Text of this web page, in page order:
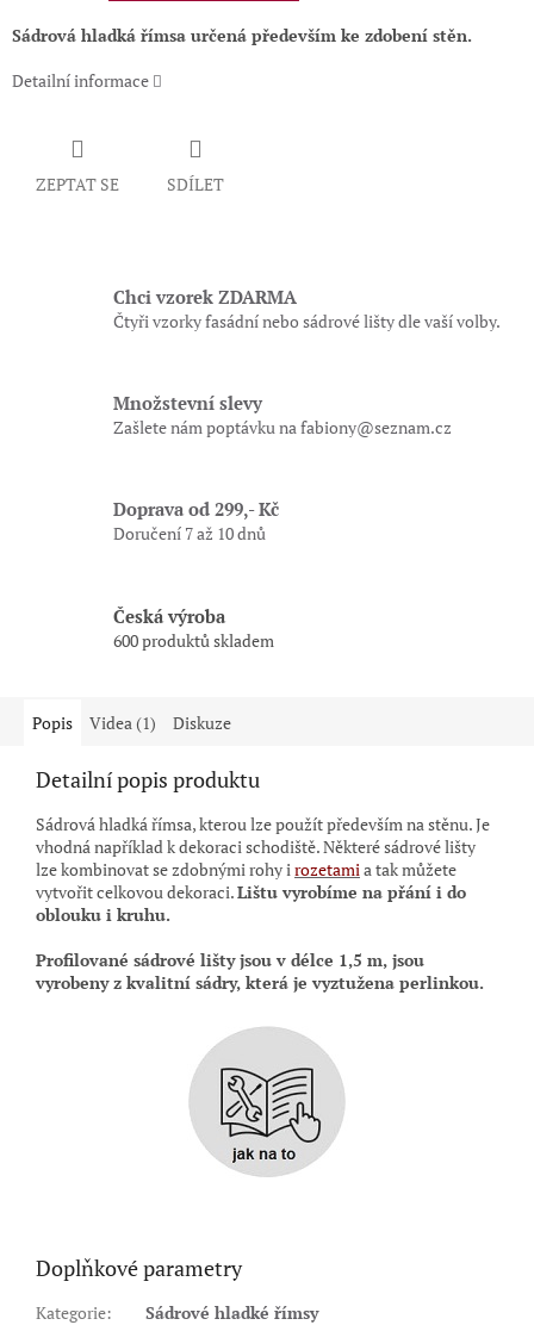
Sádrová hladká římsa určená především ke zdobení stěn.
Detailní informace
ZEPTAT SE SDÍLET
Chci vzorek ZDARMA
Čtyři vzorky fasádní nebo sádrové lišty dle vaší volby.
Množstevní slevy
Zašlete nám poptávku na fabiony@seznam.cz
Doprava od 299,- Kč
Doručení 7 až 10 dnů
Česká výroba
600 produktů skladem
Popis Videa (1) Diskuze
Detailní popis produktu
Sádrová hladká římsa, kterou lze použít především na stěnu. Je
vhodná například k dekoraci schodiště. Některé sádrové lišty
lze kombinovat se zdobnými rohy irozetamia tak můžete
vytvořit celkovou dekoraci.Lištu vyrobíme na přání i do
oblouku i kruhu.
Profilované sádrové lišty jsouv délce 1,5 m, jsou
vyrobeny z kvalitní sádry, která je vyztužena perlinkou.
Doplňkové parametry
Kategorie:
Sádrové hladké římsy